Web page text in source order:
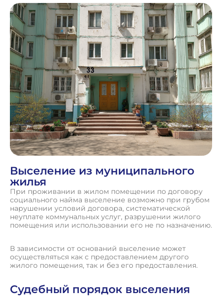
Выселение из муниципального
жилья
При проживании в жилом помещении по договору
социального найма выселение возможно при грубом
нарушении условий договора, систематической
неуплате коммунальных услуг, разрушении жилого
помещения или использовании его не по назначению.
В зависимости от оснований выселение может
осуществляться как с предоставлением другого
жилого помещения, так и без его предоставления.
Судебный порядок выселения